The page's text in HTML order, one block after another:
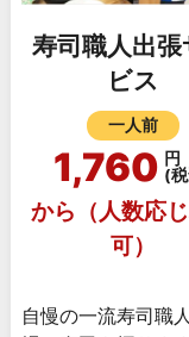
寿司職人出張
ビス
一人前
1,760 円
(
から（人数応
可）
自慢の一流寿司職